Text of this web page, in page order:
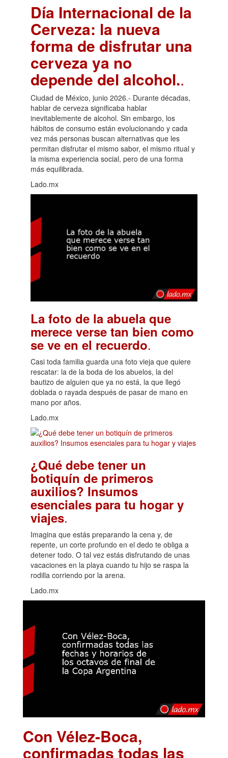
Día Internacional de la
Cerveza: la nueva
forma de disfrutar una
cerveza ya no
depende del alcohol..
Ciudad de México, junio 2026.- Durante décadas,
hablar de cerveza significaba hablar
inevitablemente de alcohol. Sin embargo, los
hábitos de consumo están evolucionando y cada
vez más personas buscan alternativas que les
permitan disfrutar el mismo sabor, el mismo ritual y
la misma experiencia social, pero de una forma
más equilibrada.
Lado.mx
La foto de la abuela que
merece verse tan bien como
se ve en el recuerdo.
Casi toda familia guarda una foto vieja que quiere
rescatar: la de la boda de los abuelos, la del
bautizo de alguien que ya no está, la que llegó
doblada o rayada después de pasar de mano en
mano por años.
Lado.mx
¿Qué debe tener un
botiquín de primeros
auxilios? Insumos
esenciales para tu hogar y
viajes.
Imagina que estás preparando la cena y, de
repente, un corte profundo en el dedo te obliga a
detener todo. O tal vez estás disfrutando de unas
vacaciones en la playa cuando tu hijo se raspa la
rodilla corriendo por la arena.
Lado.mx
Con Vélez-Boca,
confirmadas todas las